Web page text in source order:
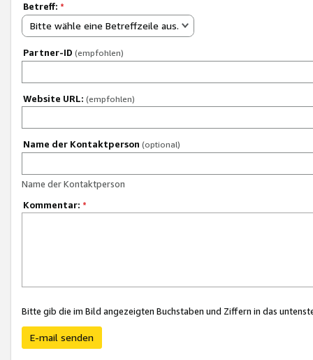
Betreff: *
Bitte wähle eine Betreffzeile aus.
Partner-ID (empfohlen)
Website URL: (empfohlen)
Name der Kontaktperson (optional)
Name der Kontaktperson
Kommentar: *
Bitte gib die im Bild angezeigten Buchstaben und Ziffern in das
E-mail senden